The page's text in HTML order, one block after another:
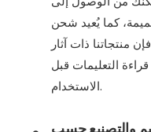
كما يُعيد شحن
منتجاتنا ذات آثار
التعليمات قبل
الاستخدام.
والتصنيع حسب